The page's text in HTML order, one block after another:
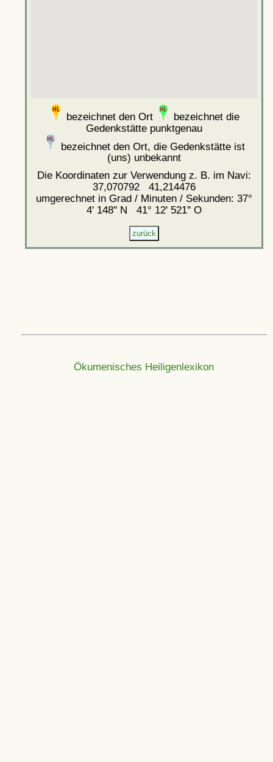
bezeichnet den Ort
bezeichnet die
Gedenkstätte punktgenau
bezeichnet den Ort, die Gedenkstätte ist
(uns) unbekannt
Die Koordinaten zur Verwendung z. B. im Navi:
37,070792 41,214476
umgerechnet in Grad / Minuten / Sekunden: 37°
4' 148'' N 41° 12' 521'' O
Ökumenisches Heiligenlexikon